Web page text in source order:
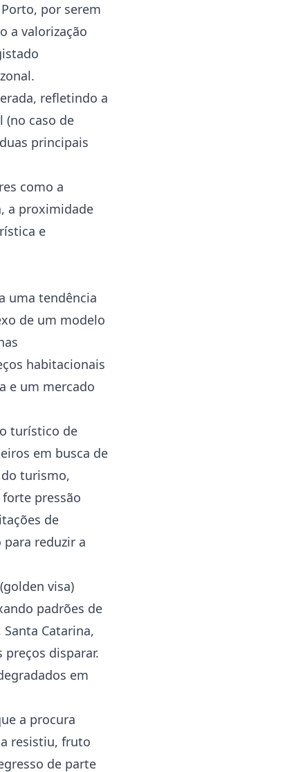
por serem
a valorização
refletindo a
(no caso de
principais
como a
a proximidade
e
uma tendência
de um modelo
habitacionais
e um mercado
turístico de
em busca de
turismo,
pressão
de
reduzir a
visa)
padrões de
Catarina,
preços disparar.
em
a procura
resistiu, fruto
de parte